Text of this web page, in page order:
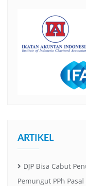
ARTIKEL
DJP Bisa Cabut
Pemungut PPh Pasal